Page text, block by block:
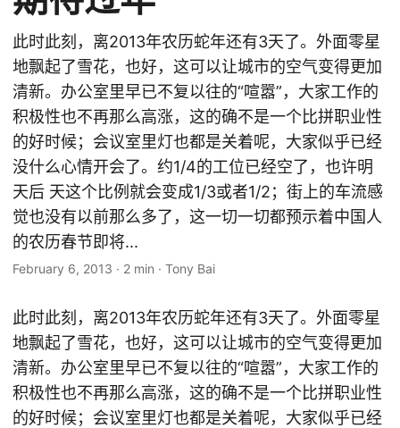
此时此刻，离2013年农历蛇年还有3天了。外面零星
地飘起了雪花，也好，这可以让城市的空气变得更加
清新。办公室里早已不复以往的“喧嚣”，大家工作的
积极性也不再那么高涨，这的确不是一个比拼职业性
的好时候；会议室里灯也都是关着呢，大家似乎已经
没什么心情开会了。约1/4的工位已经空了，也许明
天后 天这个比例就会变成1/3或者1/2；街上的车流感
觉也没有以前那么多了，这一切一切都预示着中国人
的农历春节即将...
February 6, 2013 · 2 min · Tony Bai
此时此刻，离2013年农历蛇年还有3天了。外面零星
地飘起了雪花，也好，这可以让城市的空气变得更加
清新。办公室里早已不复以往的“喧嚣”，大家工作的
积极性也不再那么高涨，这的确不是一个比拼职业性
的好时候；会议室里灯也都是关着呢，大家似乎已经